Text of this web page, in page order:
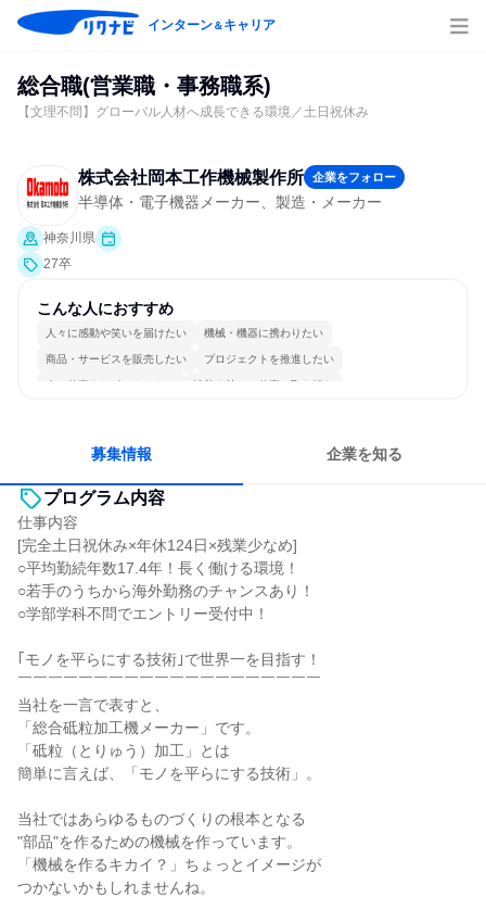
インターン＆キャリア
総合職(営業職・事務職系)
【文理不問】グローバル人材へ成長できる環境／土日祝休み
株式会社岡本工作機械製作所 企業をフォロー
半導体・電子機器メーカー、製造・メーカー
神奈川県
27卒
こんな人におすすめ
人々に感動や笑いを届けたい 機械・機器に携わりたい
商品・サービスを販売したい プロジェクトを推進したい
人の仕事をサポートしたい 情熱を持って仕事に取り組む
募集情報 企業を知る
プログラム内容
仕事内容
[完全土日祝休み×年休124日×残業少なめ]
○平均勤続年数17.4年！長く働ける環境！
○若手のうちから海外勤務のチャンスあり！
○学部学科不問でエントリー受付中！
｢モノを平らにする技術｣で世界一を目指す！
￣￣￣￣￣￣￣￣￣￣￣￣￣￣￣￣￣￣￣￣
当社を一言で表すと、
「総合砥粒加工機メーカー」です。
「砥粒（とりゅう）加工」とは
簡単に言えば、「モノを平らにする技術」。
当社ではあらゆるものづくりの根本となる
"部品"を作るための機械を作っています。
「機械を作るキカイ？」ちょっとイメージが
つかないかもしれませんね。